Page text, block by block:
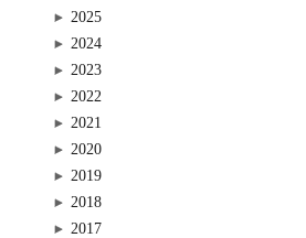
2025
2024
2023
2022
2021
2020
2019
2018
2017